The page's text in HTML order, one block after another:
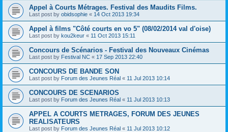
Appel à Courts Métrages. Festival des Maudits Films.
Last post by obidsophie « 14 Oct 2013 19:34
Appel à films "Côté courts en vo 5" (08/02/2014 val d'oise)
Last post by kou2keur « 11 Oct 2013 15:11
Concours de Scénarios - Festival des Nouveaux Cinémas
Last post by Festival NC « 17 Sep 2013 22:40
CONCOURS DE BANDE SON
Last post by Forum des Jeunes Réal « 11 Jul 2013 10:14
CONCOURS DE SCENARIOS
Last post by Forum des Jeunes Réal « 11 Jul 2013 10:13
APPEL A COURTS METRAGES, FORUM DES JEUNES
REALISATEURS
Last post by Forum des Jeunes Réal « 11 Jul 2013 10:12